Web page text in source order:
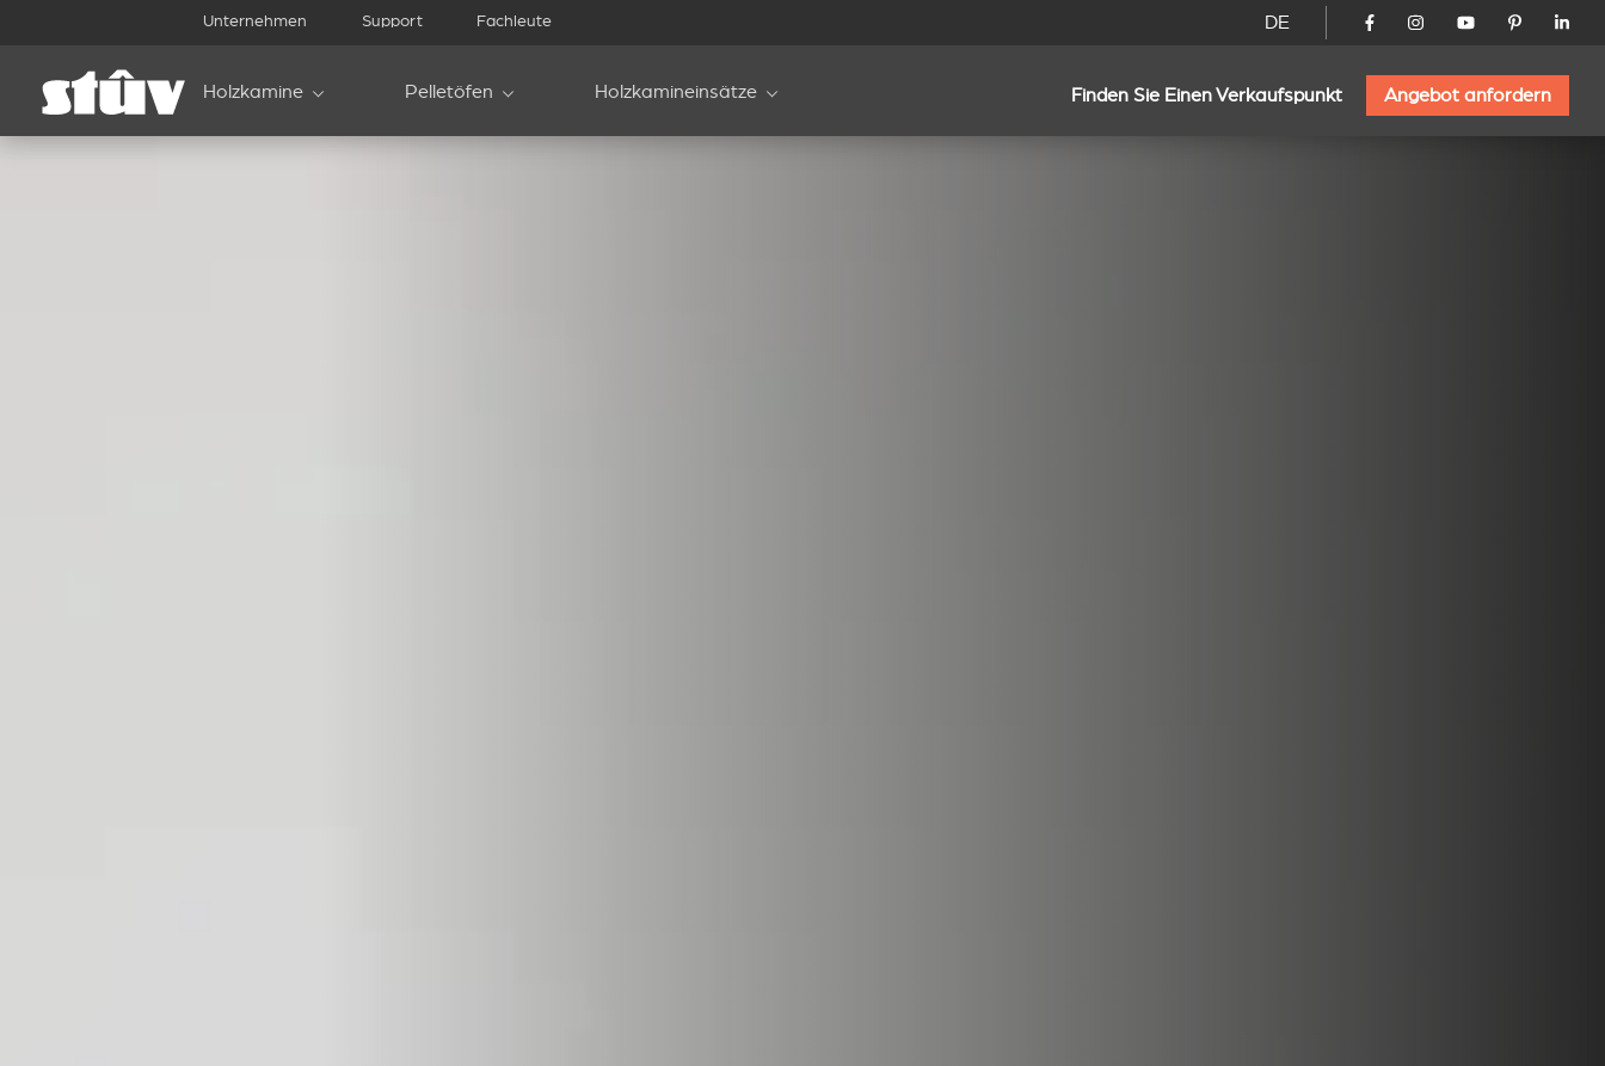
Unternehmen Support Fachleute DE
Holzkamine Pelletöfen Holzkamineinsätze Finden Sie Einen Verkaufspunkt Angebot anfordern